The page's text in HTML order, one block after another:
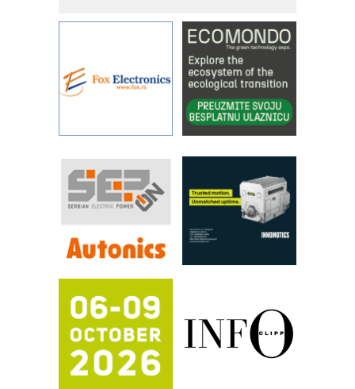
sistema
YAMADA pumpe – japanska
pouzdanost u transferu fluida
Filtration Group Industrial – Napredna
rešenja za filtraciju u hidrauličkim i
procesnim sistemima
Art Utopia Studio – vizuelne priče
RILINEX kompanije Rittal
FANUC: Najbolje za vašu pametnu
automatizaciju
Efikasno upravljanje energijom
Automatizacija pakovanja · Display
Proizvodnja iC7 Hybrid 1500 VDC
mrežnog pretvarača sa tečnim
hlađenjem
Potpuna efikasnost bez složenih
sistema